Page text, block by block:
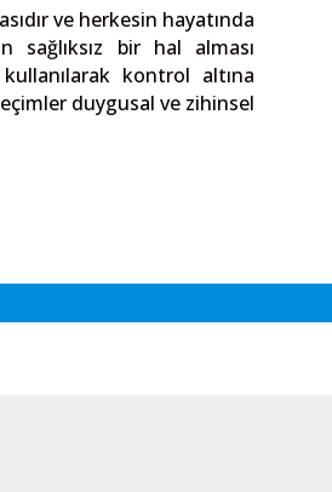
ve herkesin hayatında
bir hal alması
kontrol altına
duygusal ve zihinsel